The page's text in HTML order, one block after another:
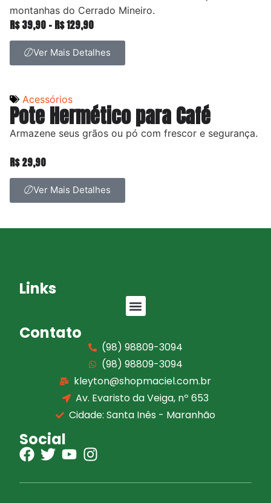
montanhas do Cerrado Mineiro.
R$39,90 – R$129,90
Ver Mais Detalhes
Acessórios
Pote Hermético para Café
Armazene seus grãos ou pó com frescor e segurança.
R$29,90
Ver Mais Detalhes
Links
Contato
(98) 98809-3094
(98) 98809-3094
kleyton@shopmaciel.com.br
Av. Evaristo da Veiga, nº 653
Cidade: Santa Inês - Maranhão
Social